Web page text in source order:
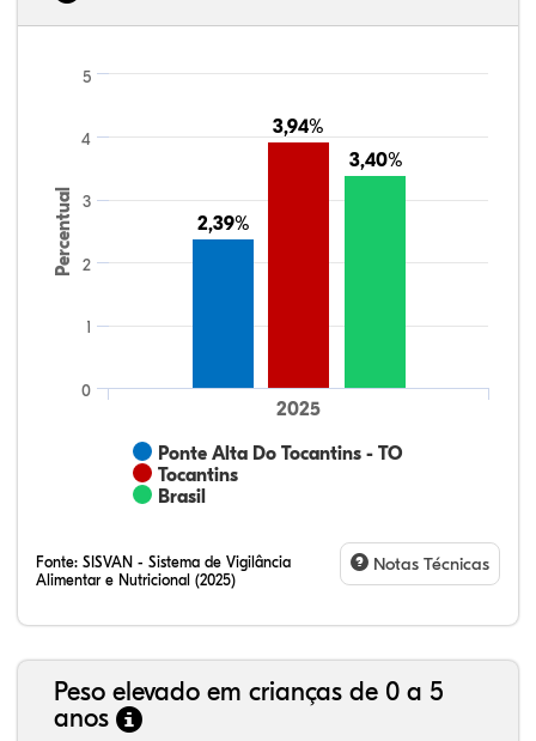
Percentual 2,39%
2,39%
3,94%
3,94%
3,40%
3,40%
Ponte Alta Do Tocantins - TO
Tocantins
Brasil
2025
0
1
2
3
4
5
Fonte: SISVAN - Sistema de Vigilância
Alimentar e Nutricional (2025)
Notas Técnicas
Peso elevado em crianças de 0 a 5
anos